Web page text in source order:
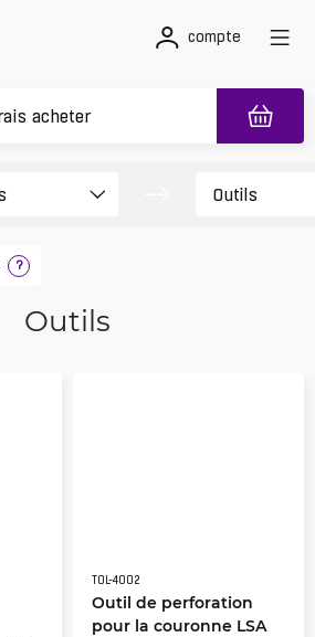
compte
?
Outils
TOL-4002
Outil de perforation
pour la couronne LSA